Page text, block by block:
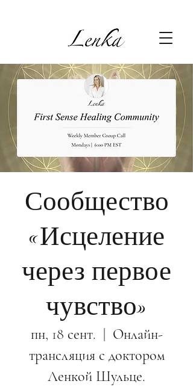
Сообщество
«Исцеление
через первое
чувство»
пн, 18 сент.
Онлайн-
трансляция с доктором
Ленкой Шульце.